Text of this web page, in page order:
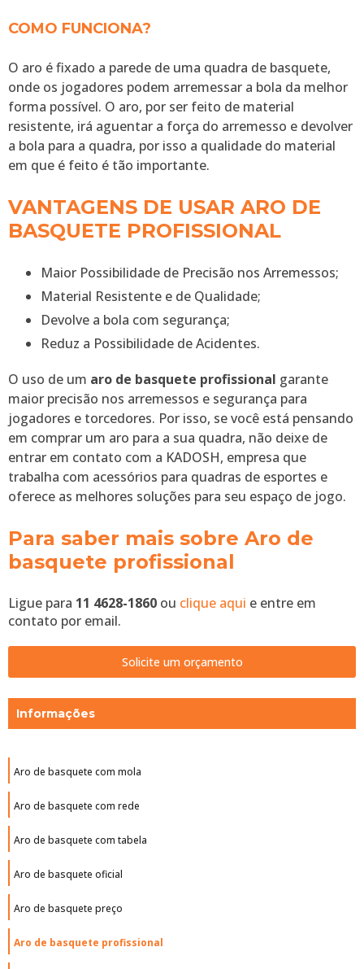
COMO FUNCIONA?
O aro é fixado a parede de uma quadra de basquete,
onde os jogadores podem arremessar a bola da melhor
forma possível. O aro, por ser feito de material
resistente, irá aguentar a força do arremesso e devolver
a bola para a quadra, por isso a qualidade do material
em que é feito é tão importante.
VANTAGENS DE USAR ARO DE
BASQUETE PROFISSIONAL
Maior Possibilidade de Precisão nos Arremessos;
Material Resistente e de Qualidade;
Devolve a bola com segurança;
Reduz a Possibilidade de Acidentes.
O uso de um aro de basquete profissional garante
maior precisão nos arremessos e segurança para
jogadores e torcedores. Por isso, se você está pensando
em comprar um aro para a sua quadra, não deixe de
entrar em contato com a KADOSH, empresa que
trabalha com acessórios para quadras de esportes e
oferece as melhores soluções para seu espaço de jogo.
Para saber mais sobre Aro de
basquete profissional
Ligue para 11 4628-1860 ou clique aqui e entre em
contato por email.
Solicite um orçamento
Informações
Aro de basquete com mola
Aro de basquete com rede
Aro de basquete com tabela
Aro de basquete oficial
Aro de basquete preço
Aro de basquete profissional